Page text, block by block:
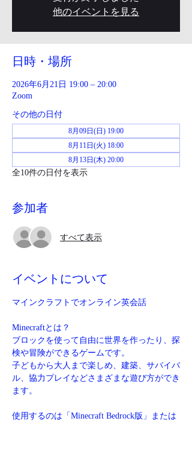
他のイベントを見る
日時・場所
2026年6月21日 19:00 – 20:00
Zoom
その他の日付
8月09日(日) 19:00
8月11日(火) 18:00
8月13日(木) 20:00
全10件の日付を表示
参加者
すべて表示
イベントについて
マインクラフトでオンライン英会話
Minecraftとは？
ブロックを使って自由に世界を作ったり、探
検や冒険ができるゲームです。
子どもから大人まで楽しめ、建築、サバイバ
ル、協力プレイなどさまざまな遊び方ができ
ます。
使用するのは「Minecraft Bedrock版」または